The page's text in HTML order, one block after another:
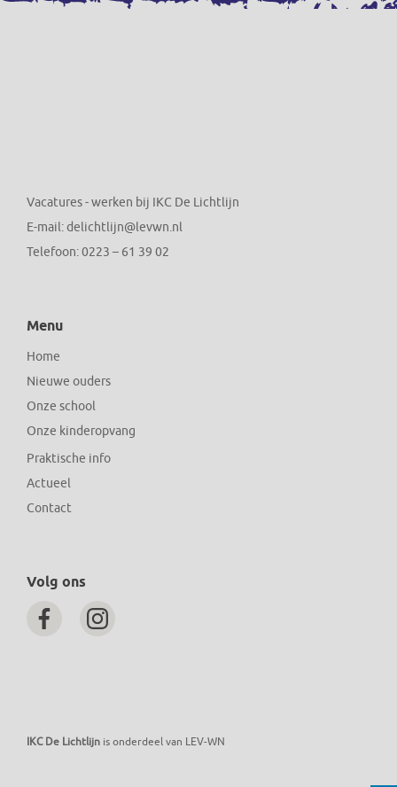
Vacatures - werken bij IKC De Lichtlijn
E-mail:delichtlijn@levwn.nl
Telefoon:0223 – 61 39 02
Menu
Home
Nieuwe ouders
Onze school
Onze kinderopvang
Praktische info
Actueel
Contact
Volg ons
IKC De Lichtlijn is onderdeel van LEV-WN